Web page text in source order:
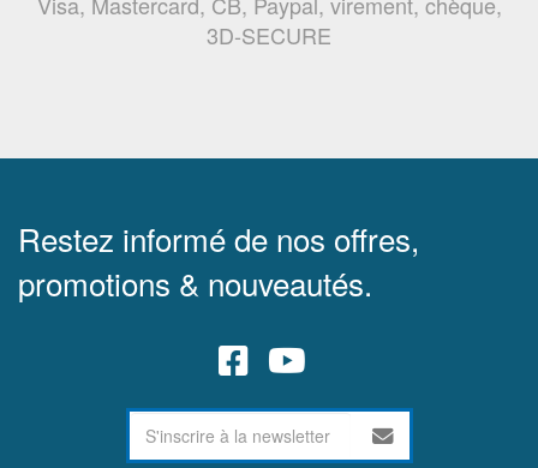
3D-SECURE
Restez informé de nos offres,
promotions & nouveautés.